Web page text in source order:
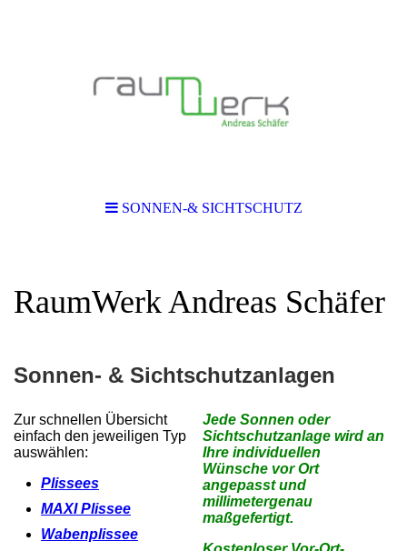
SONNEN-& SICHTSCHUTZ
RaumWerk Andreas Schäfer
Sonnen- & Sichtschutzanlagen
Zur schnellen Übersicht
einfach den jeweiligen Typ
auswählen:
Plissees
MAXI Plissee
Wabenplissee
Jede Sonnen oder
Sichtschutzanlage wird an
Ihre individuellen
Wünsche vor Ort
angepasst und
millimetergenau
maßgefertigt.